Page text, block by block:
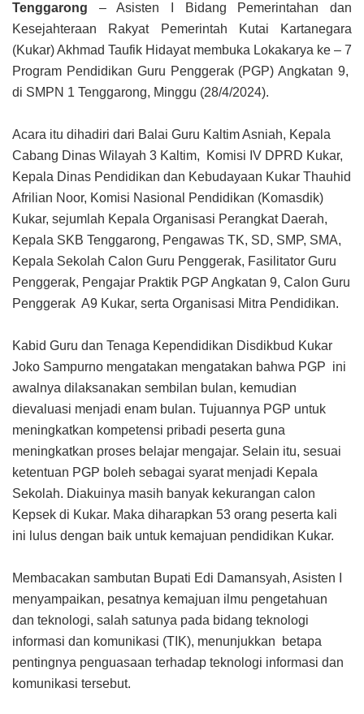
Tenggarong – Asisten I Bidang Pemerintahan dan
Kesejahteraan Rakyat Pemerintah Kutai Kartanegara
(Kukar) Akhmad Taufik Hidayat membuka Lokakarya ke – 7
Program Pendidikan Guru Penggerak (PGP) Angkatan 9,
di SMPN 1 Tenggarong, Minggu (28/4/2024).
Acara itu dihadiri dari Balai Guru Kaltim Asniah, Kepala
Cabang Dinas Wilayah 3 Kaltim, Komisi IV DPRD Kukar,
Kepala Dinas Pendidikan dan Kebudayaan Kukar Thauhid
Afrilian Noor, Komisi Nasional Pendidikan (Komasdik)
Kukar, sejumlah Kepala Organisasi Perangkat Daerah,
Kepala SKB Tenggarong, Pengawas TK, SD, SMP, SMA,
Kepala Sekolah Calon Guru Penggerak, Fasilitator Guru
Penggerak, Pengajar Praktik PGP Angkatan 9, Calon Guru
Penggerak A9 Kukar, serta Organisasi Mitra Pendidikan.
Kabid Guru dan Tenaga Kependidikan Disdikbud Kukar
Joko Sampurno mengatakan mengatakan bahwa PGP ini
awalnya dilaksanakan sembilan bulan, kemudian
dievaluasi menjadi enam bulan. Tujuannya PGP untuk
meningkatkan kompetensi pribadi peserta guna
meningkatkan proses belajar mengajar. Selain itu, sesuai
ketentuan PGP boleh sebagai syarat menjadi Kepala
Sekolah. Diakuinya masih banyak kekurangan calon
Kepsek di Kukar. Maka diharapkan 53 orang peserta kali
ini lulus dengan baik untuk kemajuan pendidikan Kukar.
Membacakan sambutan Bupati Edi Damansyah, Asisten I
menyampaikan, pesatnya kemajuan ilmu pengetahuan
dan teknologi, salah satunya pada bidang teknologi
informasi dan komunikasi (TIK), menunjukkan betapa
pentingnya penguasaan terhadap teknologi informasi dan
komunikasi tersebut.